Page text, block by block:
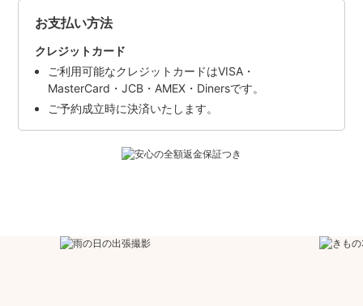
お支払い方法
クレジットカード
ご利用可能なクレジットカードはVISA・
MasterCard・JCB・AMEX・Dinersです。
ご予約成立時に決済いたします。